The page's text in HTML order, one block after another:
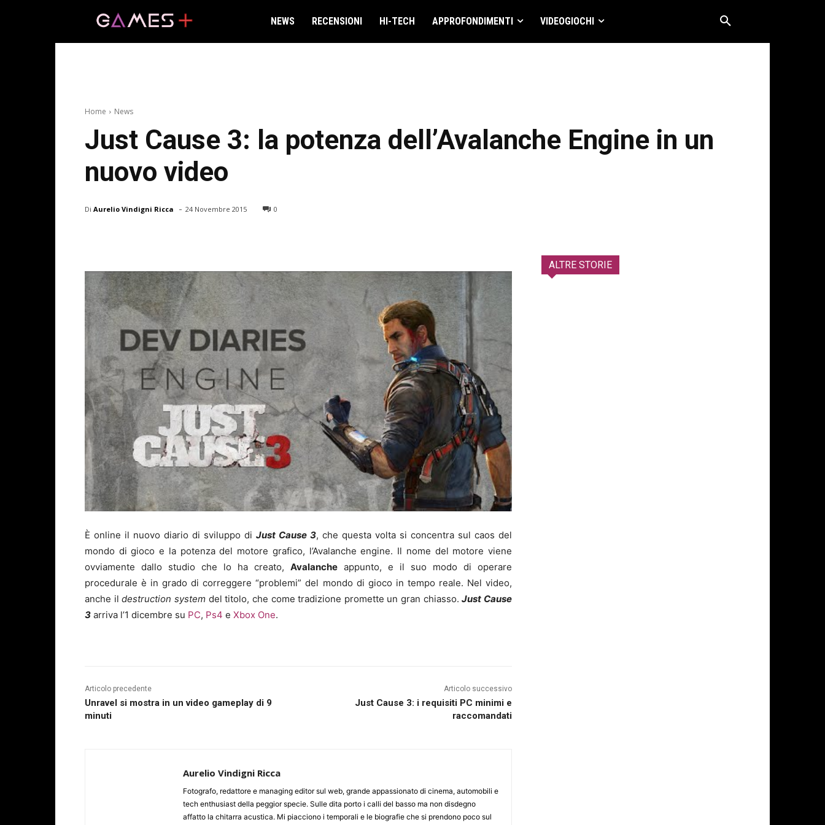
NEWS RECENSIONI HI-TECH APPROFONDIMENTI VIDEOGIOCHI
Home News
Just Cause 3: la potenza dell’Avalanche Engine in un
nuovo video
Di Aurelio Vindigni Ricca - 24 Novembre 2015 0
È online il nuovo diario di sviluppo di Just Cause 3, che questa volta si concentra sul caos del
mondo di gioco e la potenza del motore grafico, l’Avalanche engine. Il nome del motore viene
ovviamente dallo studio che lo ha creato, Avalanche appunto, e il suo modo di operare
procedurale è in grado di correggere “problemi” del mondo di gioco in tempo reale. Nel video,
anche ildestruction systemdel titolo, che come tradizione promette un gran chiasso.Just Cause
3 arriva l’1 dicembre su PC, Ps4 e Xbox One.
Articolo precedente
Unravel si mostra in un video gameplay di 9
minuti
Articolo successivo
Just Cause 3: i requisiti PC minimi e
raccomandati
Aurelio Vindigni Ricca
Fotografo, redattore e managing editor sul web, grande appassionato di cinema, automobili e
tech enthusiast della peggior specie. Sulle dita porto i calli del basso ma non disdegno
affatto la chitarra acustica. Mi piacciono i temporali e le biografie che si prendono poco sul
ALTRE STORIE